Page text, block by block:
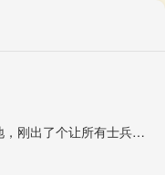
维嘉资本 美军基地，刚出了个让所有士兵脊背发凉的命令。国防部长直接宣布：从现在